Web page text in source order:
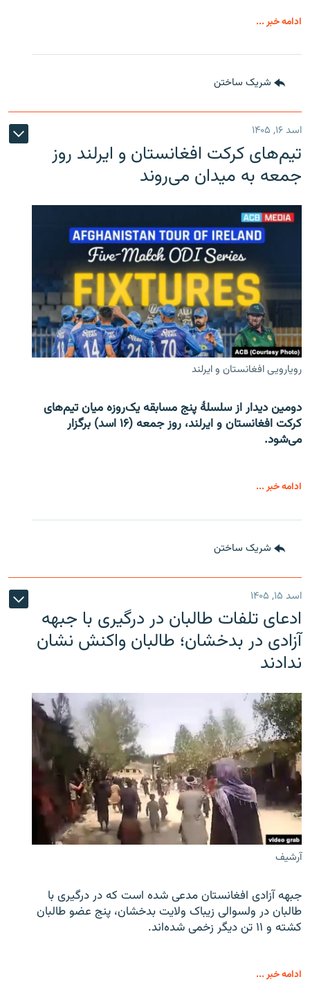
ادامه خبر ...
شریک ساختن
اسد ۱۶, ۱۴۰۵
تیم‌های کرکت افغانستان و ایرلند روز
جمعه به میدان می‌روند
رویارویی افغانستان و ایرلند
دومین دیدار از سلسلۀ پنج مسابقه یک‌روزه میان تیم‌های
کرکت افغانستان و ایرلند، روز جمعه (۱۶ اسد) برگزار
می‌شود.
ادامه خبر ...
شریک ساختن
اسد ۱۵, ۱۴۰۵
ادعای تلفات طالبان در درگیری با جبهه
آزادی در بدخشان؛ طالبان واکنش نشان
ندادند
آرشیف
جبهه آزادی افغانستان مدعی شده است که در درگیری با
طالبان در ولسوالی زیباک ولایت بدخشان، پنج عضو طالبان
کشته و ۱۱ تن دیگر زخمی شده‌اند.
ادامه خبر ...